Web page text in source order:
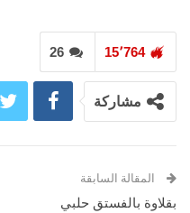
26 15٬764
مشاركة
المقالة السابقة
بقلاوة بالفستق حلبي